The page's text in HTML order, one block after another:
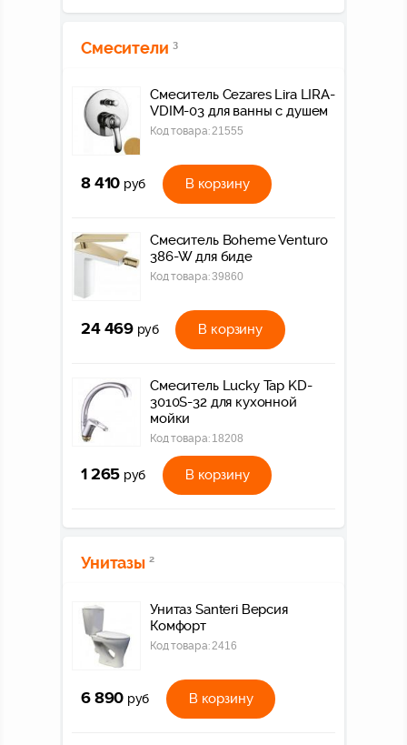
Смесители 3
Смеситель Cezares Lira LIRA-
VDIM-03 для ванны с душем
Код товара: 21555
8 410 руб В корзину
Смеситель Boheme Venturo
386-W для биде
Код товара:39860
24 469 руб В корзину
Смеситель Lucky Tap KD-
3010S-32 для кухонной
мойки
Код товара: 18208
1 265 руб В корзину
Унитазы 2
Унитаз Santeri Версия
Комфорт
Код товара: 2416
6 890 руб В корзину